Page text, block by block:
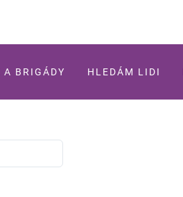
A BRIGÁDY HLEDÁM LIDI